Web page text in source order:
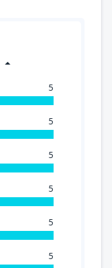
5
5
5
5
5
5